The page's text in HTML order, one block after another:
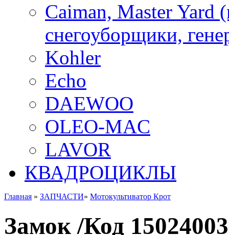
Caiman, Master Yard
снегоуборщики,
Kohler
Echo
DAEWOO
OLEO-MAC
LAVOR
КВАДРОЦИКЛЫ
Главная » ЗАПЧАСТИ» Мотокультиватор Крот
Замок /Код